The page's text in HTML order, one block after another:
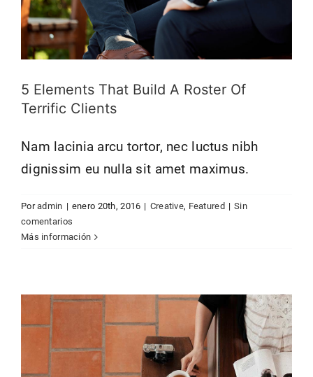
5 Elements That Build A Roster Of
Terrific Clients
Nam lacinia arcu tortor, nec luctus nibh
dignissim eu nulla sit amet maximus.
Poradmin | enero 20th, 2016 | Creative, Featured | Sin
comentarios
Más información
Aliquam congue semper metus